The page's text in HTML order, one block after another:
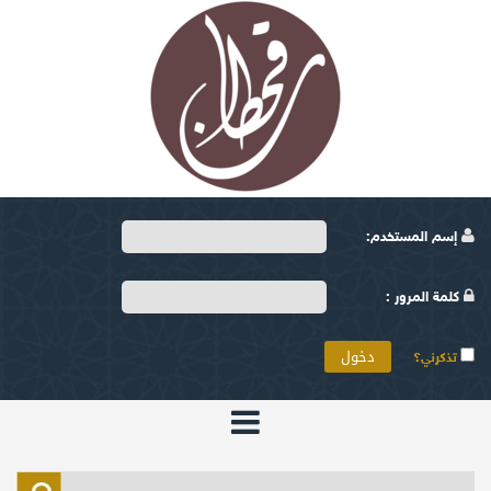
إسم المستخدم:
كلمة المرور :
تذكرني؟